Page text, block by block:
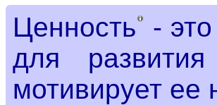
Ценность
-
для
мотивирует ее